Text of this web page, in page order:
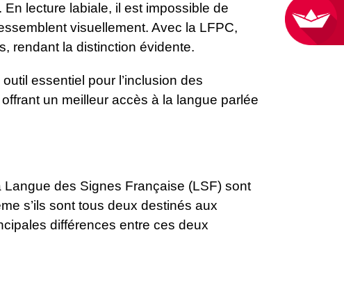
. En lecture labiale, il est impossible de
visuellement. Avec la LFPC,
rendant la distinction évidente.
essentiel pour l’inclusion des
un meilleur accès à la langue parlée
des Signes Française (LSF) sont
s’ils sont tous deux destinés aux
différences entre ces deux